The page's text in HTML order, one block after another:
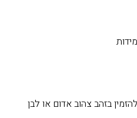
60 (9). ניתן להזמין בזהב צהוב אדום או לבן